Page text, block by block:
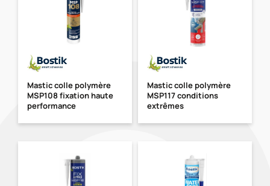
Mastic colle polymère
MSP108 fixation haute
performance
Mastic colle polymère
MSP117 conditions
extrêmes